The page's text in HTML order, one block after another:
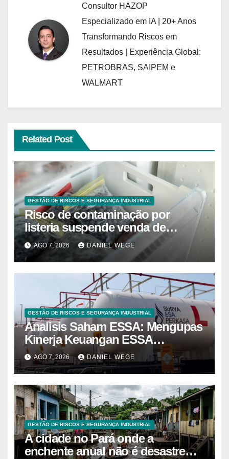
Consultor HAZOP
Especializado em IA | 20+ Anos
Transformando Riscos em
Resultados | Experiência Global:
PETROBRAS, SAIPEM e
WALMART
Related Post
GESTÃO DE RISCOS E SEGURANÇA INDUSTRIAL
Risco de contaminação por
listeria suspende venda de
mirtilos em fábricas da América
do Norte – Mix Vale
AGO 7, 2026 DANIEL WEGE
GESTÃO DE RISCOS E SEGURANÇA INDUSTRIAL
Analisis Saham ESSA: Mengupas
Kinerja Keuangan ESSA
Semester I 2026
AGO 7, 2026 DANIEL WEGE
GESTÃO DE RISCOS E SEGURANÇA INDUSTRIAL
A cidade no Pará onde a
enchente anual não é desastre